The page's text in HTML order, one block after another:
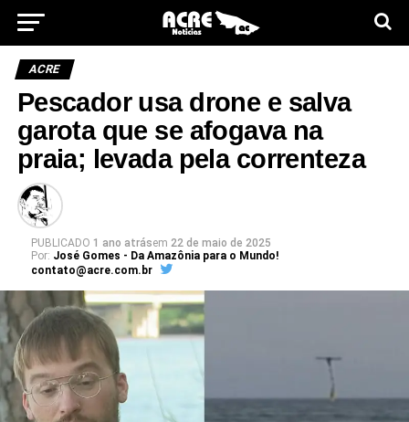
ACRE
Pescador usa drone e salva
garota que se afogava na
praia; levada pela correnteza
PUBLICADO 1 ano atrásem 22 de maio de 2025
Por: José Gomes - Da Amazônia para o Mundo!
contato@acre.com.br